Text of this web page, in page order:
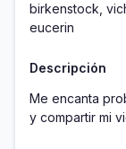
birkenstock,
eucerin
Descripción
Me encanta
y compartir mi